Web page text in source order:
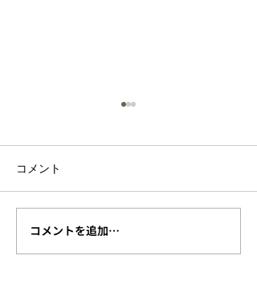
杉戸案内人と歩く【杉戸
宿めぐり（9月26日
コメント
コメントを追加…